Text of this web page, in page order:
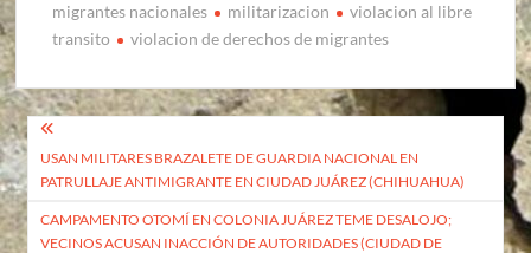
migrantes nacionales
militarizacion
violacion al libre
transito
violacion de derechos de migrantes
Navegación
de
entradas
USAN MILITARES BRAZALETE DE GUARDIA NACIONAL EN
PATRULLAJE ANTIMIGRANTE EN CIUDAD JUÁREZ (CHIHUAHUA)
CAMPAMENTO OTOMÍ EN COLONIA JUÁREZ TEME DESALOJO;
VECINOS ACUSAN INACCIÓN DE AUTORIDADES (CIUDAD DE